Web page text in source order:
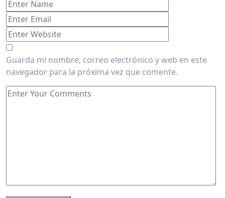
Guarda mi nombre, correo electrónico y web en este
navegador para la próxima vez que comente.